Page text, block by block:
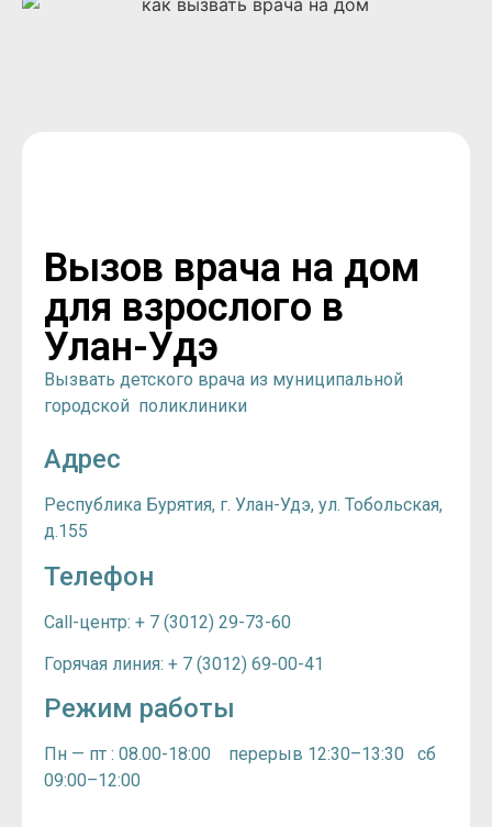
Вызов врача на дом
для взрослого в
Улан-Удэ
Вызвать детского врача из муниципальной
городской поликлиники
Адрес
Республика Бурятия, г. Улан-Удэ, ул. Тобольская,
д.155
Телефон
Call-центр: + 7 (3012) 29-73-60
Горячая линия: + 7 (3012) 69-00-41
Режим работы
Пн — пт : 08.00-18:00 перерыв 12:30–13:30 сб
09:00–12:00